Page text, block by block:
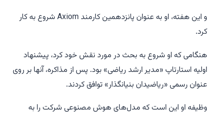
و این هفته، او به عنوان پانزدهمین کارمند Axiom شروع به کار
کرد.
هنگامی که او شروع به بحث در مورد نقش خود کرد، پیشنهاد
اولیه استارتاپ «مدیر ارشد ریاضی» بود. پس از مذاکره، آنها بر روی
عنوان رسمی «ریاضیدان بنیانگذار» توافق کردند.
وظیفه او این است که مدل‌های هوش مصنوعی شرکت را به